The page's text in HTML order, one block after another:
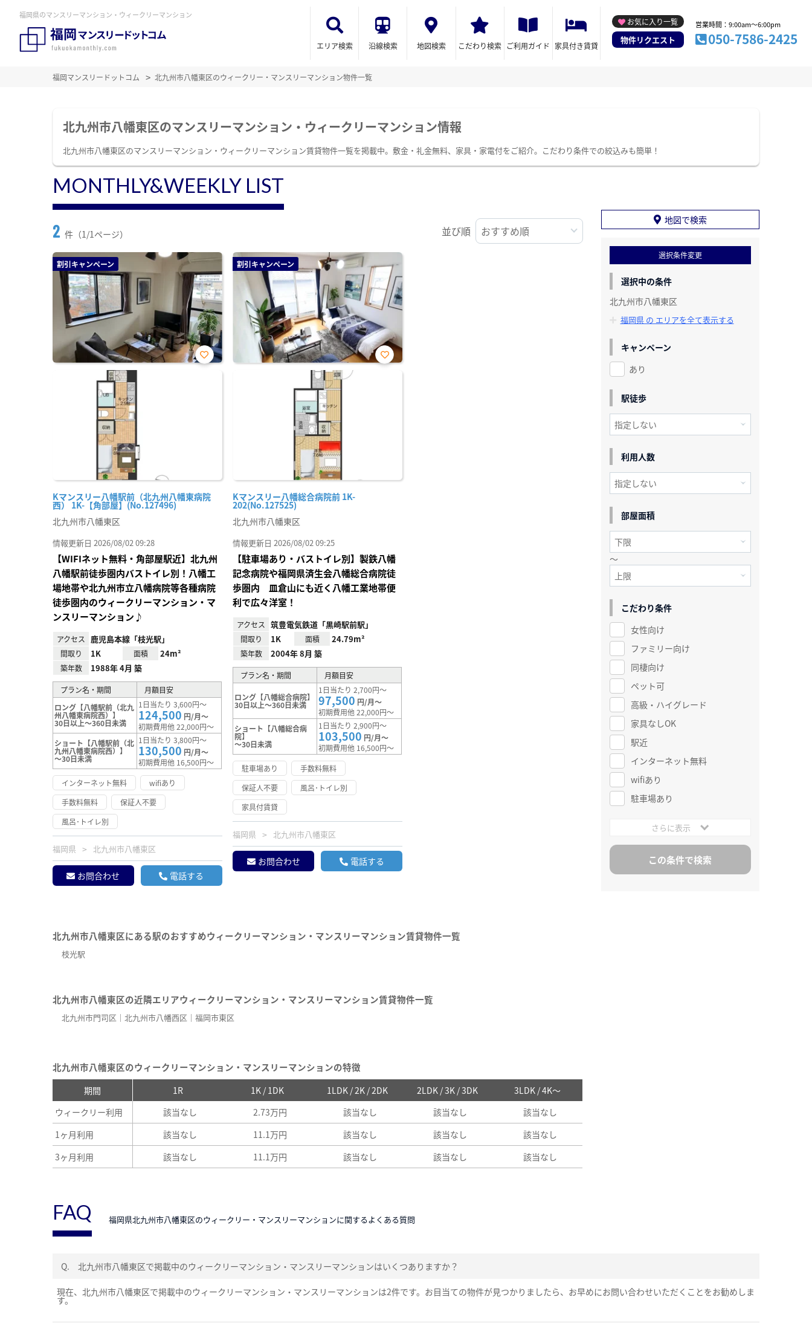
福岡県のマンスリーマンション・ウィークリーマンション
エリア検索 沿線検索 地図検索 こだわり検索 ご利用ガイド 家具付き賃貸
お気に入り一覧
物件リクエスト
営業時間：9:00am～6:00pm
050-7586-2425
福岡マンスリードットコム 北九州市八幡東区のウィークリー・マンスリーマンション物件一覧
北九州市八幡東区のマンスリーマンション・ウィークリーマンション情報
北九州市八幡東区のマンスリーマンション・ウィークリーマンション賃貸物件一覧を掲載中。敷金・礼金無料、家具・家電付をご紹介。こだわり条件での絞込みも簡単！
MONTHLY&WEEKLY LIST
2 件（1/1ページ） 並び順
割引キャンペーン
Kマンスリー八幡駅前（北九州八幡東病院
西） 1K-【角部屋】(No.127496)
お気
北九州市八幡東区
情報更新日 2026/08/02 09:28
【WIFIネット無料・角部屋駅近】北九州
八幡駅前徒歩圏内バストイレ別！八幡工
場地帯や北九州市立八幡病院等各種病院
徒歩圏内のウィークリーマンション・マ
ンスリーマンション♪
アクセス 鹿児島本線「枝光駅」
間取り 1K 面積 24m²
築年数 1988年 4月 築
プラン名・期間
月額目安
ロング【八幡駅前（北九
州八幡東病院西）】
30日以上～360日未満
1日当たり 3,600円～
124,500 円/月～
初期費用他 22,000円～
ショート【八幡駅前（北
九州八幡東病院西）】
～30日未満
1日当たり 3,800円～
130,500 円/月～
初期費用他 16,500円～
インターネット無料
wifiあり
手数料無料
保証人不要
風呂･トイレ別
福岡県 北九州市八幡東区
お問合わせ 電話する
割引キャンペーン
Kマンスリー八幡総合病院前 1K-
202(No.127525)
お気
北九州市八幡東区
情報更新日 2026/08/02 09:25
【駐車場あり・バストイレ別】製鉄八幡
記念病院や福岡県済生会八幡総合病院徒
歩圏内 皿倉山にも近く八幡工業地帯便
利で広々洋室！
アクセス 筑豊電気鉄道「黒崎駅前駅」
間取り 1K 面積 24.79m²
築年数 2004年 8月 築
プラン名・期間 月額目安
ロング【八幡総合病院】
30日以上～360日未満
1日当たり 2,700円～
97,500 円/月～
初期費用他 22,000円～
ショート【八幡総合病
院】
～30日未満
1日当たり 2,900円～
103,500 円/月～
初期費用他 16,500円～
駐車場あり
手数料無料
保証人不要
風呂･トイレ別
家具付賃貸
福岡県 北九州市八幡東区
お問合わせ 電話する
北九州市八幡東区にある駅のおすすめウィークリーマンション・マンスリーマンション賃貸物件一覧
枝光駅
北九州市八幡東区の近隣エリアウィークリーマンション・マンスリーマンション賃貸物件一覧
北九州市門司区 北九州市八幡西区 福岡市東区
北九州市八幡東区のウィークリーマンション・マンスリーマンションの特徴
期間 1R 1K / 1DK 1LDK / 2K / 2DK 2LDK / 3K / 3DK
3LDK / 4K～
ウィークリー利用
該当なし 2.73万円 該当なし 該当なし
該当なし
1ヶ月利用
該当なし 11.1万円 該当なし 該当なし
該当なし
3ヶ月利用
該当なし 11.1万円 該当なし 該当なし 該当なし
地図で検索
選択条件変更
選択中の条件
北九州市八幡東区
福岡県 の エリアを全て表示する
キャンペーン
あり
駅徒歩
利用人数
部屋面積
～
こだわり条件
女性向け
ファミリー向け
同棲向け
ペット可
高級・ハイグレード
家具なしOK
駅近
インターネット無料
wifiあり
駐車場あり
さらに表示
FAQ 福岡県北九州市八幡東区のウィークリー・マンスリーマンションに関するよくある質問
Q. 北九州市八幡東区で掲載中のウィークリーマンション・マンスリーマンションはいくつありますか？
現在、北九州市八幡東区で掲載中のウィークリーマンション・マンスリーマンションは2件です。お目当ての物件が見つかりましたら、お早めにお問い合わせいただくことをお勧めしま
す。